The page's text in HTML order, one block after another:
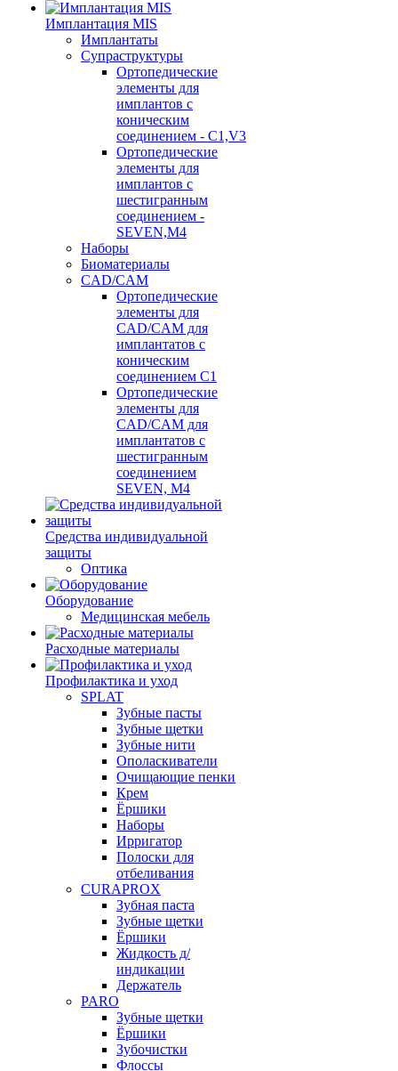
Имплантация MIS
Имплантаты
Супраструктуры
Ортопедические
элементы для
имплантов с
коническим
соединением - C1,V3
Ортопедические
элементы для
имплантов с
шестигранным
соединением -
SEVEN,M4
Наборы
Биоматериалы
CAD/CAM
Ортопедические
элементы для
CAD/CAM для
имплантатов с
коническим
соединением С1
Ортопедические
элементы для
CAD/CAM для
имплантатов с
шестигранным
соединением
SEVEN, М4
Средства индивидуальной
защиты
Оптика
Оборудование
Медицинская мебель
Расходные материалы
Профилактика и уход
SPLAT
Зубные пасты
Зубные щетки
Зубные нити
Ополаскиватели
Очищающие пенки
Крем
Ёршики
Наборы
Ирригатор
Полоски для
отбеливания
CURAPROX
Зубная паста
Зубные щетки
Ёршики
Жидкость д/
индикации
Держатель
PARO
Зубные щетки
Ёршики
Зубочистки
Флоссы